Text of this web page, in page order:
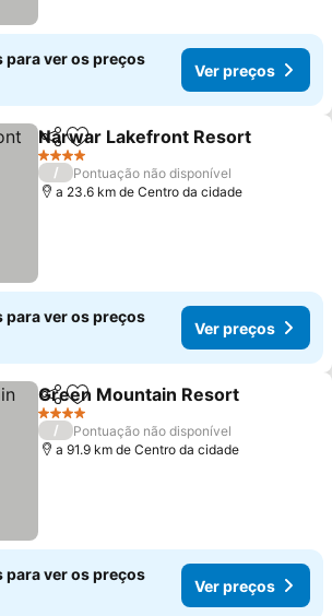
para ver os preços
Ver preços
PartilharAdicionar aos favoritos
Narwar Lakefront Resort
4 Estrelas
/
Pontuação não disponível
a 23.6 km de Centro da cidade
para ver os preços
Ver preços
PartilharAdicionar aos favoritos
Green Mountain Resort
4 Estrelas
/
Pontuação não disponível
a 91.9 km de Centro da cidade
para ver os preços
Ver preços